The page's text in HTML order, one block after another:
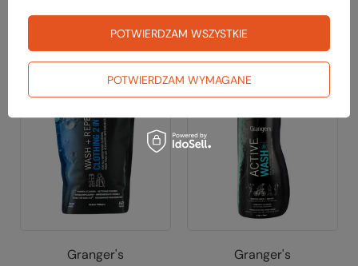
Do porównania
Granger's
Granger's
POTWIERDZAM WYMAGANE
POTWIERDZAM WSZYSTKIE